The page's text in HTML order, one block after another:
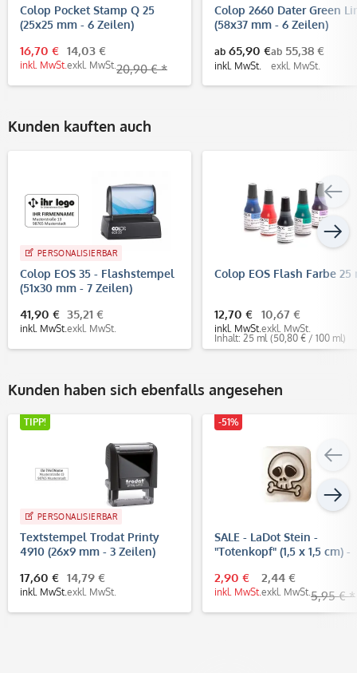
Colop Pocket Stamp Q 25
(25x25 mm - 6 Zeilen)
16,70 €
inkl. MwSt.
14,03 €
exkl. MwSt. 20,90 € *
Colop 2660 Dater Green
(58x37 mm - 6 Zeilen)
ab 65,90 €
inkl. MwSt.
ab 55,38 €
exkl. MwSt.
Kunden kauften auch
PERSONALISIERBAR
Colop EOS 35 - Flashstempel
(51x30 mm - 7 Zeilen)
41,90 €
inkl. MwSt.
35,21 €
exkl. MwSt.
Colop EOS Flash Farbe 25
12,70 €
inkl. MwSt.
10,67 €
exkl. MwSt.
Inhalt: 25 ml (50,80 € / 100 ml)
Kunden haben sich ebenfalls angesehen
TIPP!
PERSONALISIERBAR
Textstempel Trodat Printy
4910 (26x9 mm - 3 Zeilen)
17,60 €
inkl. MwSt.
14,79 €
exkl. MwSt.
-51%
SALE - LaDot Stein -
"Totenkopf" (1,5 x 1,5 cm) -
2,90 €
inkl. MwSt.
2,44 €
exkl. MwSt. 5,95 € *